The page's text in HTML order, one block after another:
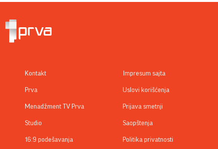
Kontakt
Prva
Menadžment TV Prva
Studio
16:9 podešavanja
Impresum sajta
Uslovi korišćenja
Prijava smetnji
Saopštenja
Politika privatnosti